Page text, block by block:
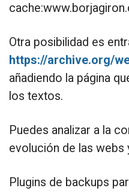
Otra posibilidad es
https://archive.org/
añadiendo la página
los textos.
Puedes analizar a la
evolución de las webs
Plugins de backups